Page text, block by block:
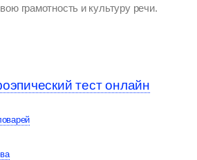
грамотность и культуру речи.
тест онлайн